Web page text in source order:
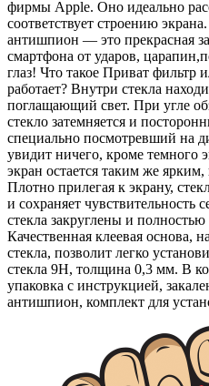
фирмы Apple. Оно идеально
соответствует строению
антишпион — это прекрасная
смартфона от ударов,
глаз! Что такое Приват
работает? Внутри стекла
поглащающий свет. При угле
стекло затемняется и
специально посмотревший на
увидит ничего, кроме темного
экран остается таким же
Плотно прилегая к экрану,
и сохраняет чувствительность
стекла закруглены и
Качественная клеевая основа,
стекла, позволит легко
стекла 9Н, толщина 0,3 мм. В
упаковка с инструкцией,
антишпион, комплект для